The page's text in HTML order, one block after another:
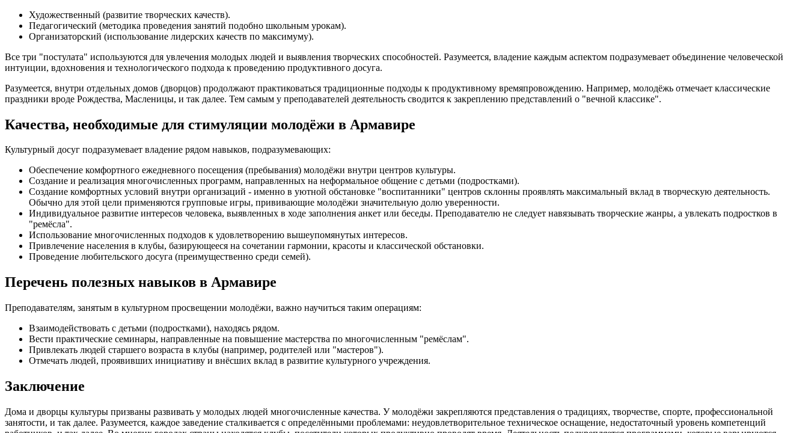
Художественный (развитие творческих качеств).
Педагогический (методика проведения занятий подобно школьным урокам).
Организаторский (использование лидерских качеств по максимуму).
Все три "постулата" используются для увлечения молодых людей и выявления творческих способностей. Разумеется, владение каждым аспектом подразумевает объединение человеческой
интуиции, вдохновения и технологического подхода к проведению продуктивного досуга.
Разумеется, внутри отдельных домов (дворцов) продолжают практиковаться традиционные подходы к продуктивному времяпровождению. Например, молодёжь отмечает классические
праздники вроде Рождества, Масленицы, и так далее. Тем самым у преподавателей деятельность сводится к закреплению представлений о "вечной классике".
Качества, необходимые для стимуляции молодёжи в Армавире
Культурный досуг подразумевает владение рядом навыков, подразумевающих:
Обеспечение комфортного ежедневного посещения (пребывания) молодёжи внутри центров культуры.
Создание и реализация многочисленных программ, направленных на неформальное общение с детьми (подростками).
Создание комфортных условий внутри организаций - именно в уютной обстановке "воспитанники" центров склонны проявлять максимальный вклад в творческую деятельность.
Обычно для этой цели применяются групповые игры, прививающие молодёжи значительную долю уверенности.
Индивидуальное развитие интересов человека, выявленных в ходе заполнения анкет или беседы. Преподавателю не следует навязывать творческие жанры, а увлекать подростков в
"ремёсла".
Использование многочисленных подходов к удовлетворению вышеупомянутых интересов.
Привлечение населения в клубы, базирующееся на сочетании гармонии, красоты и классической обстановки.
Проведение любительского досуга (преимущественно среди семей).
Перечень полезных навыков в Армавире
Преподавателям, занятым в культурном просвещении молодёжи, важно научиться таким операциям:
Взаимодействовать с детьми (подростками), находясь рядом.
Вести практические семинары, направленные на повышение мастерства по многочисленным "ремёслам".
Привлекать людей старшего возраста в клубы (например, родителей или "мастеров").
Отмечать людей, проявивших инициативу и внёсших вклад в развитие культурного учреждения.
Заключение
Дома и дворцы культуры призваны развивать у молодых людей многочисленные качества. У молодёжи закрепляются представления о традициях, творчестве, спорте, профессиональной
занятости, и так далее. Разумеется, каждое заведение сталкивается с определёнными проблемами: неудовлетворительное техническое оснащение, недостаточный уровень компетенций